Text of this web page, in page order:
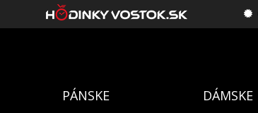
PÁNSKE DÁMSKE